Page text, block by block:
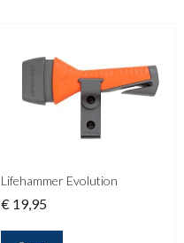
Lifehammer Evolution
€ 19,95